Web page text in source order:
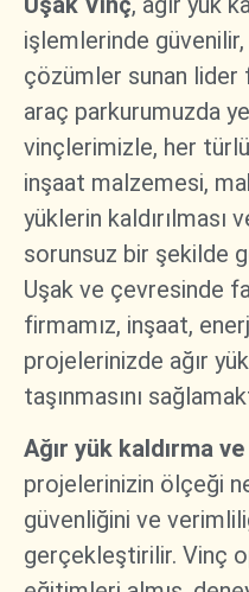
işlemlerinde
çözümler sunan lider
araç parkurumuzda
vinçlerimizle, her türlü
inşaat malzemesi,
yüklerin kaldırılması
sorunsuz bir şekilde
Uşak ve çevresinde
firmamız, inşaat,
projelerinizde ağır
taşınmasını
Ağır yük kaldırma
projelerinizin ölçeği
güvenliğini ve
gerçekleştirilir. Vinç